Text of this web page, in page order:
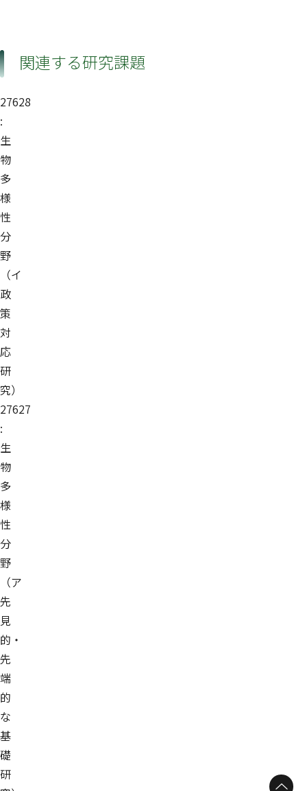
関連する研究課題
27628
:
生
物
多
様
性
分
野
（イ
政
策
対
応
研
究）
27627
:
生
物
多
様
性
分
野
（ア
先
見
的・
先
端
的
な
基
礎
研